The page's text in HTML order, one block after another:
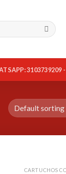
3103739209
CARTUCHOS